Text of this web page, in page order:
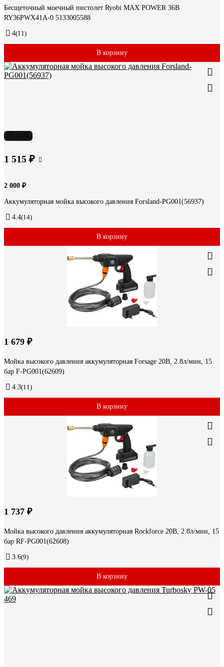
Бесщеточный моечный пистолет Ryobi MAX POWER 36В
RY36PWX41A-0 5133005588
4(11)
В корзину
1 515 ₽
2 000 ₽
Аккумуляторная мойка высокого давления Forsland-PG001(56937)
4.4(14)
В корзину
1 679 ₽
Мойка высокого давления аккумуляторная Forsage 20В, 2.8л/мин, 15
бар F-PG001(62609)
4.3(11)
В корзину
1 737 ₽
Мойка высокого давления аккумуляторная Rockforce 20В, 2.8л/мин, 15
бар RF-PG001(62608)
3.6(9)
В корзину